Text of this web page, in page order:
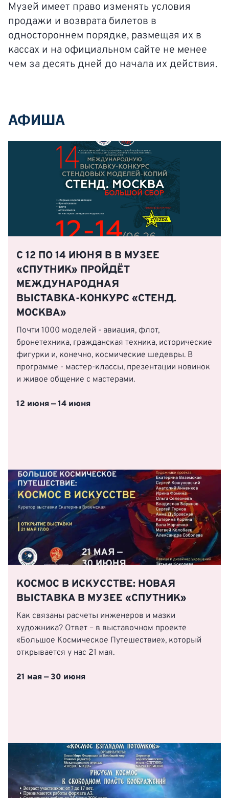
Музей имеет право изменять условия
продажи и возврата билетов в
одностороннем порядке, размещая их в
кассах и на официальном сайте не менее
чем за десять дней до начала их действия.
АФИША
С 12 ПО 14 ИЮНЯ В В МУЗЕЕ
«СПУТНИК» ПРОЙДЁТ
МЕЖДУНАРОДНАЯ
ВЫСТАВКА‑КОНКУРС «СТЕНД.
МОСКВА»
Почти 1000 моделей - авиация, флот,
бронетехника, гражданская техника, исторические
фигурки и, конечно, космические шедевры. В
программе - мастер‑классы, презентации новинок
и живое общение с мастерами.
12 июня — 14 июня
КОСМОС В ИСКУССТВЕ: НОВАЯ
ВЫСТАВКА В МУЗЕЕ «СПУТНИК»
Как связаны расчеты инженеров и мазки
художника? Ответ – в выставочном проекте
«Большое Космическое Путешествие», который
открывается у нас 21 мая.
21 мая — 30 июня